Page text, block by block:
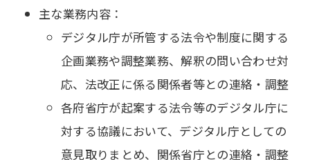
主な業務内容：
デジタル庁が所管する法令や制度に関する
企画業務や調整業務、解釈の問い合わせ対
応、法改正に係る関係者等との連絡・調整
各府省庁が起案する法令等のデジタル庁に
対する協議において、デジタル庁としての
意見取りまとめ、関係省庁との連絡・調整